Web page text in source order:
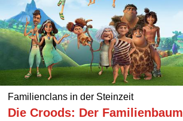
Familienclans in der Steinzeit
Die Croods: Der Familienbaum